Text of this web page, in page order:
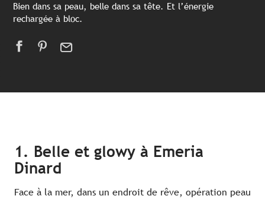
Bien dans sa peau, belle dans sa tête. Et l’énergie
rechargée à bloc.
1. Belle et glowy à Emeria
Dinard
Face à la mer, dans un endroit de rêve, opération peau